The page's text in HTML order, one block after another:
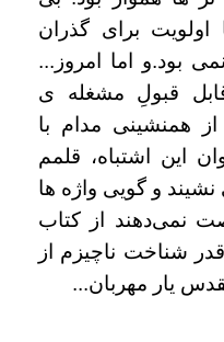
اولویت برای گذران
بود.و اما امروز...
قبولِ مشغله ی
همنشینی مدام با
این اشتباه، قلمم
و گویی واژه ها
نمی‌دهند از کتاب
شناخت ناچیزم از
یار مهربان...